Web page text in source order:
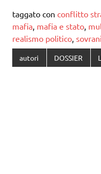
taggato con conflitto
mafia, mafia e stato,
realismo politico,
autori DOSSIER